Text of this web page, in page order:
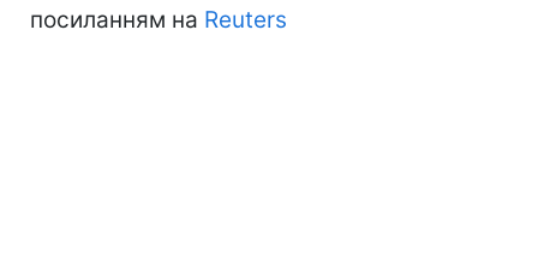
посиланням на Reuters